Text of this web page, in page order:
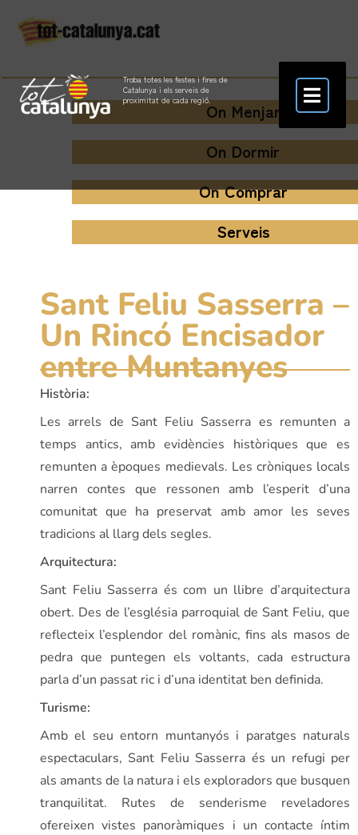
Troba totes les festes i fires de
Catalunya i els serveis de
proximitat de cada regió.On Menjar
On Dormir
On Comprar
Serveis
Sant Feliu Sasserra –
Un Rincó Encisador
entre Muntanyes
Història:
Les arrels de Sant Feliu Sasserra es remunten a
temps antics, amb evidències històriques que es
remunten a èpoques medievals. Les cròniques locals
narren contes que ressonen amb l’esperit d’una
comunitat que ha preservat amb amor les seves
tradicions al llarg dels segles.
Arquitectura:
Sant Feliu Sasserra és com un llibre d’arquitectura
obert. Des de l’església parroquial de Sant Feliu, que
reflecteix l’esplendor del romànic, fins als masos de
pedra que puntegen els voltants, cada estructura
parla d’un passat ric i d’una identitat ben definida.
Turisme:
Amb el seu entorn muntanyós i paratges naturals
espectaculars, Sant Feliu Sasserra és un refugi per
als amants de la natura i els exploradors que busquen
tranquilitat. Rutes de senderisme reveladores
ofereixen vistes panoràmiques i un contacte íntim